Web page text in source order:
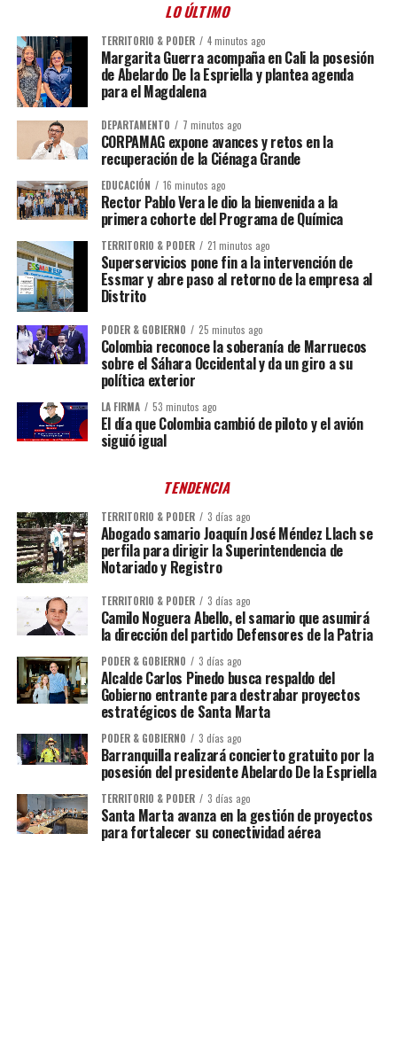
LO ÚLTIMO
TERRITORIO & PODER 4 minutos ago
Margarita Guerra acompaña en Cali la posesión
de Abelardo De la Espriella y plantea agenda
para el Magdalena
DEPARTAMENTO 7 minutos ago
CORPAMAG expone avances y retos en la
recuperación de la Ciénaga Grande
EDUCACIÓN 16 minutos ago
Rector Pablo Vera le dio la bienvenida a la
primera cohorte del Programa de Química
TERRITORIO & PODER 21 minutos ago
Superservicios pone fin a la intervención de
Essmar y abre paso al retorno de la empresa al
Distrito
PODER & GOBIERNO 25 minutos ago
Colombia reconoce la soberanía de Marruecos
sobre el Sáhara Occidental y da un giro a su
política exterior
LA FIRMA 53 minutos ago
El día que Colombia cambió de piloto y el avión
siguió igual
TENDENCIA
TERRITORIO & PODER 3 días ago
Abogado samario Joaquín José Méndez Llach se
perfila para dirigir la Superintendencia de
Notariado y Registro
TERRITORIO & PODER 3 días ago
Camilo Noguera Abello, el samario que asumirá
la dirección del partido Defensores de la Patria
PODER & GOBIERNO 3 días ago
Alcalde Carlos Pinedo busca respaldo del
Gobierno entrante para destrabar proyectos
estratégicos de Santa Marta
PODER & GOBIERNO 3 días ago
Barranquilla realizará concierto gratuito por la
posesión del presidente Abelardo De la Espriella
TERRITORIO & PODER 3 días ago
Santa Marta avanza en la gestión de proyectos
para fortalecer su conectividad aérea